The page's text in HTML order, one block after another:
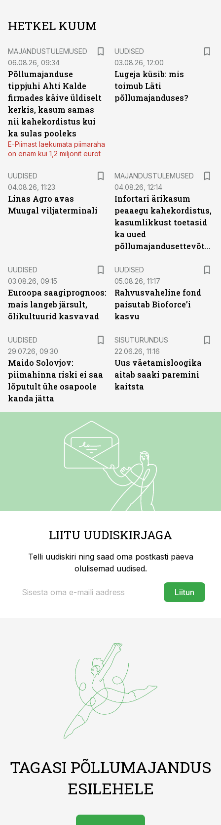
HETKEL KUUM
MAJANDUSTULEMUSED
06.08.26, 09:34
Põllumajanduse
tippjuhi Ahti Kalde
firmades käive üldiselt
kerkis, kasum samas
nii kahekordistus kui
ka sulas pooleks
E-Piimast laekumata piimaraha
on enam kui 1,2 miljonit eurot
UUDISED
03.08.26, 12:00
Lugeja küsib: mis
toimub Läti
põllumajanduses?
UUDISED
04.08.26, 11:23
Linas Agro avas
Muugal viljaterminali
MAJANDUSTULEMUSED
04.08.26, 12:14
Infortari ärikasum
peaaegu kahekordistus,
kasumlikkust toetasid
ka uued
põllumajandusettevõtted
UUDISED
03.08.26, 09:15
Euroopa saagiprognoos:
mais langeb järsult,
õlikultuurid kasvavad
UUDISED
05.08.26, 11:17
Rahvusvaheline fond
paisutab Bioforce’i
kasvu
UUDISED
29.07.26, 09:30
Maido Solovjov:
piimahinna riski ei saa
lõputult ühe osapoole
kanda jätta
SISUTURUNDUS
22.06.26, 11:16
Uus väetamisloogika
aitab saaki paremini
kaitsta
LIITU UUDISKIRJAGA
Telli uudiskiri ning saad oma postkasti päeva
olulisemad uudised.
Liitun
TAGASI PÕLLUMAJANDUS
ESILEHELE